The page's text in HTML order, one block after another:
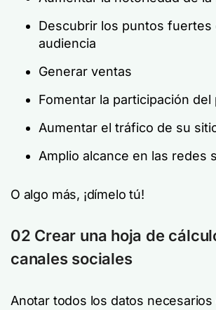
Descubrir los puntos fuertes
audiencia
Generar ventas
Fomentar la participación del
Aumentar el tráfico de su
Amplio alcance en las redes
O algo más, ¡dímelo tú!
02 Crear una hoja de
canales sociales
Anotar todos los datos necesarios